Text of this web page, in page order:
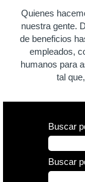
Quienes
nuestra gente.
de beneficios
empleados,
humanos para
tal
Buscar
Buscar